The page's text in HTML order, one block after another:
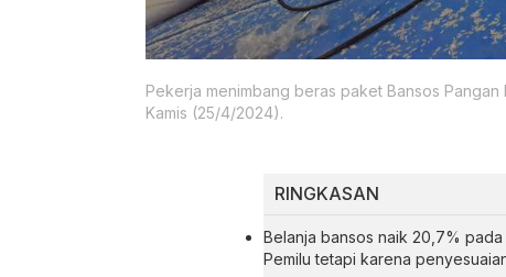
Pekerja menimbang beras paket Bansos
Kamis (25/4/2024).
RINGKASAN
Belanja bansos naik 20,7%
Pemilu tetapi karena